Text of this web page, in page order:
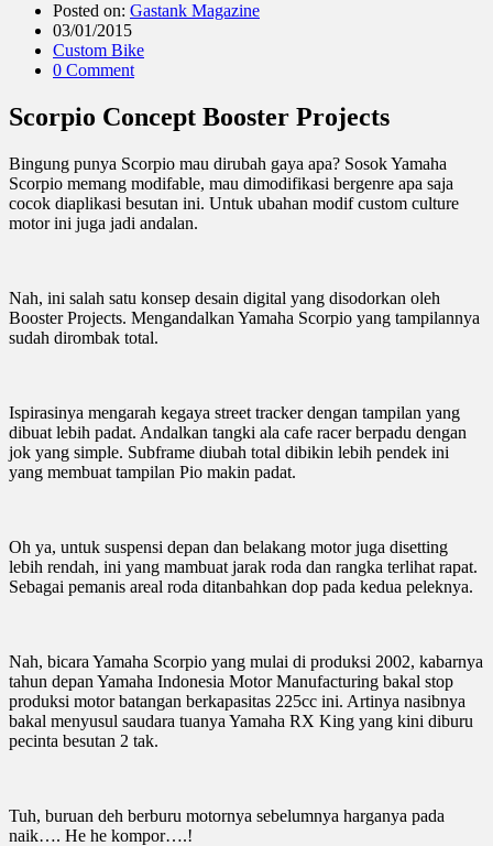
Posted on: Gastank Magazine
03/01/2015
Custom Bike
0 Comment
Scorpio Concept Booster Projects
Bingung punya Scorpio mau dirubah gaya apa? Sosok Yamaha
Scorpio memang modifable, mau dimodifikasi bergenre apa saja
cocok diaplikasi besutan ini. Untuk ubahan modif custom culture
motor ini juga jadi andalan.
Nah, ini salah satu konsep desain digital yang disodorkan oleh
Booster Projects. Mengandalkan Yamaha Scorpio yang tampilannya
sudah dirombak total.
Ispirasinya mengarah kegaya street tracker dengan tampilan yang
dibuat lebih padat. Andalkan tangki ala cafe racer berpadu dengan
jok yang simple. Subframe diubah total dibikin lebih pendek ini
yang membuat tampilan Pio makin padat.
Oh ya, untuk suspensi depan dan belakang motor juga disetting
lebih rendah, ini yang mambuat jarak roda dan rangka terlihat rapat.
Sebagai pemanis areal roda ditanbahkan dop pada kedua peleknya.
Nah, bicara Yamaha Scorpio yang mulai di produksi 2002, kabarnya
tahun depan Yamaha Indonesia Motor Manufacturing bakal stop
produksi motor batangan berkapasitas 225cc ini. Artinya nasibnya
bakal menyusul saudara tuanya Yamaha RX King yang kini diburu
pecinta besutan 2 tak.
Tuh, buruan deh berburu motornya sebelumnya harganya pada
naik…. He he kompor….!